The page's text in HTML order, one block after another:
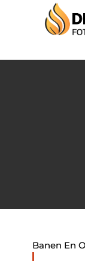
Banen En